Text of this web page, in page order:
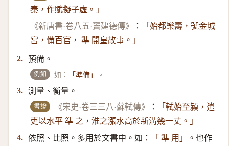
秦，作賦擬子虛。」
《新唐書·卷八五·竇建德傳》
：
「始都樂壽，號金城
宮，備百官， 準 開皇故事。」
2. 預備。
例如 如： 「準備」 。
3. 測量、衡量。
書證 《宋史·卷三三八·蘇軾傳》 ：
「軾始至潁，遣
吏以水平 準 之，淮之漲水高於新溝幾一丈。」
4. 依照、比照。多用於文書中。如： 「 準 用」 。也作